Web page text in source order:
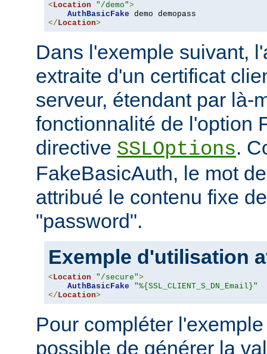
<Location "/demo">
AuthBasicFake
</Location>
Dans l'exemple suivant,
extraite d'un certificat
serveur, étendant par là-
fonctionnalité de l'option
directive SSLOptions.
FakeBasicAuth, le mot
attribué le contenu fixe
"password".
Exemple d'utilisation
<Location "/secure">
AuthBasicFake
"%{SSL_CLIENT_S_DN_Email}"
</Location>
Pour compléter
possible de générer la